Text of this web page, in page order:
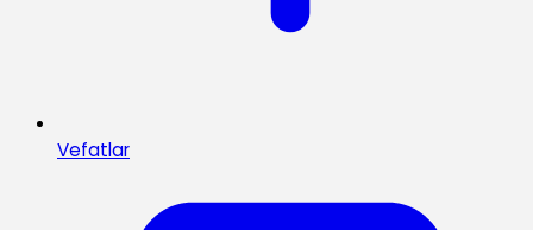
Vefatlar